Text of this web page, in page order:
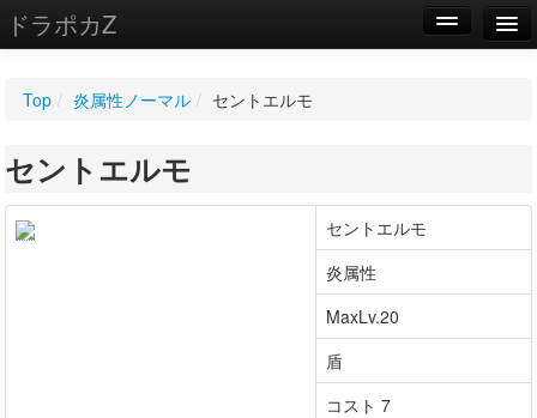
ドラポカZ
WIKI
設定
Top / 炎属性ノーマル / セントエルモ
セントエルモ
セントエルモ
炎属性
MaxLv.20
盾
コスト 7